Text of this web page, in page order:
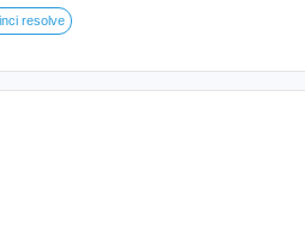
resolve